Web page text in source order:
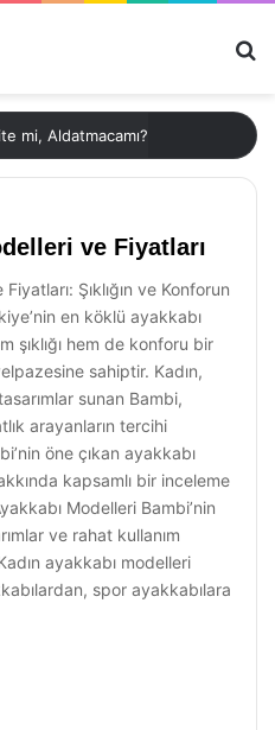
mi, Aldatmacamı?
ve Fiyatları
Şıklığın ve Konforun
en köklü ayakkabı
şıklığı hem de konforu bir
sahiptir. Kadın,
sunan Bambi,
arayanların tercihi
öne çıkan ayakkabı
kapsamlı bir inceleme
Modelleri Bambi’nin
ve rahat kullanım
ayakkabı modelleri
spor ayakkabılara